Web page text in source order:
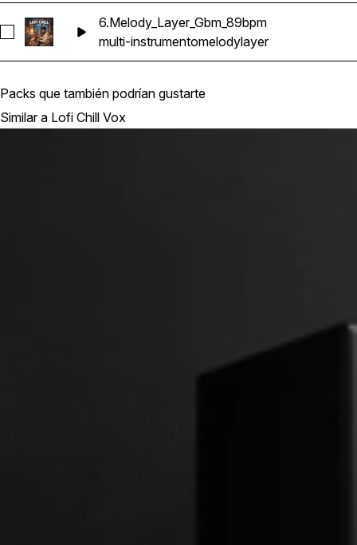
Seleccionar 6.Melody_Layer_Gbm_89bpm
6.Melody_Layer_Gbm_89bpm
multi-instrumentomelodylayer
Packs que también podrían gustarte
Similar a Lofi Chill Vox